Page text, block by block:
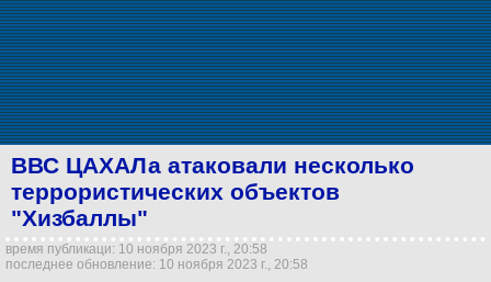
ВВС ЦАХАЛа атаковали несколько
террористических объектов
"Хизбаллы"
время публикаци: 10 ноября 2023 г., 20:58
последнее обновление: 10 ноября 2023 г., 20:58